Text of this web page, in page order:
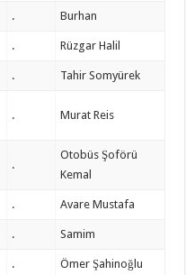
. Burhan
. Rüzgar Halil
. Tahir Somyürek
. Murat Reis
.
Otobüs Şoförü
Kemal
. Avare Mustafa
. Samim
. Ömer Şahinoğlu